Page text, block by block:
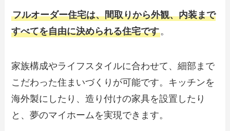
フルオーダー住宅は、間取りから外観、内装まで
すべてを自由に決められる住宅です。
家族構成やライフスタイルに合わせて、細部まで
こだわった住まいづくりが可能です。キッチンを
海外製にしたり、造り付けの家具を設置したり
と、夢のマイホームを実現できます。